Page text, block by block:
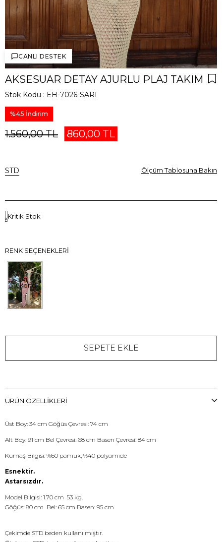
CANLI DESTEK
AKSESUAR DETAY AJURLU PLAJ TAKIM
Stok Kodu EH-7026-SARI
%45 İndirim
1.560,00 TL 860,00 TL
STD Ölçüm Tablosuna Bakın
Kritik Stok
RENK SEÇENEKLERI
Tükendi
ÜRÜN ÖZELLIKLERI
Üst Boy: 34 cm Göğüs Çevresi: 74 cm
Alt Boy: 91 cm Bel Çevresi: 68 cm Basen Çevresi: 84 cm
Kumaş Bilgisi: %60 pamuk, %40 polyamide
Esnektir.
Astarsızdır.
Model Bilgisi: 1.70 cm 53 kg.
Göğüs: 80 cm Bel: 65 cm Basen: 95 cm
Çekimde STD beden kullanılmıştır.